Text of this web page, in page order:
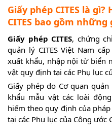
Giấy phép CITES là
CITES bao gồm những
Giấy phép CITES, chứng
quản lý CITES Việt Nam
xuất khẩu, nhập nội từ biển
vật quy định tại các Phụ lục
Giấy phép do Cơ quan quản
khẩu mẫu vật các loài
hiếm theo quy định của
tại các Phụ lục của Công ước